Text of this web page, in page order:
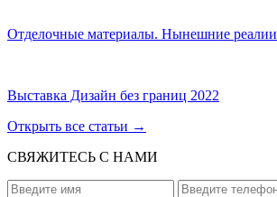
Отделочные материалы. Нынешние реалии
Выставка Дизайн без границ 2022
Открыть все статьи →
СВЯЖИТЕСЬ С НАМИ